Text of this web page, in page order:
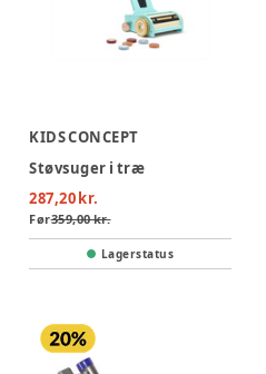
KIDS CONCEPT
Støvsuger i træ
287,20 kr.
Før359,00 kr.
Lagerstatus